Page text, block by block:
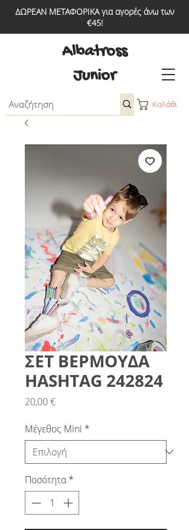
ΔΩΡΕΑΝ ΜΕΤΑΦΟΡΙΚΑ για αγορές άνω των
€45!
Καλάθι
Albatross
Junior
ΣΕΤ ΒΕΡΜΟΥΔΑ
HASHTAG 242824
20,00 €Τιμή
Μέγεθος Mini *
Ποσότητα *